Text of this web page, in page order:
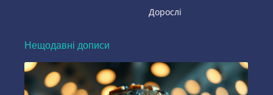
Дорослі
Нещодавні дописи